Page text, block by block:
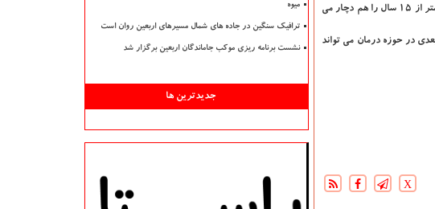
به گزارش راستابلاگ به نقل از ایسنا، سرطان یكی از علل اصلی مرگ در بین زنان ۴۰ تا ۷۹ سال و مردان ۶۰ تا ۷۶ سال است. سرطان كودكان كمتر از ۱۵ سال را هم دچار می
در حوزه درمان می تواند
X
میوه
ترافیک سنگین در جاده های شمال مسیرهای اربعین روان است
نشست برنامه ریزی موکب جاماندگان اربعین برگزار شد
جدیدترین ها